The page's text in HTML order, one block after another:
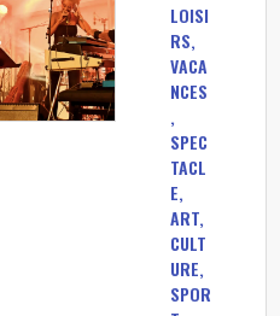
LOISI
RS,
VACA
NCES
,
SPEC
TACL
E,
ART,
CULT
URE,
SPOR